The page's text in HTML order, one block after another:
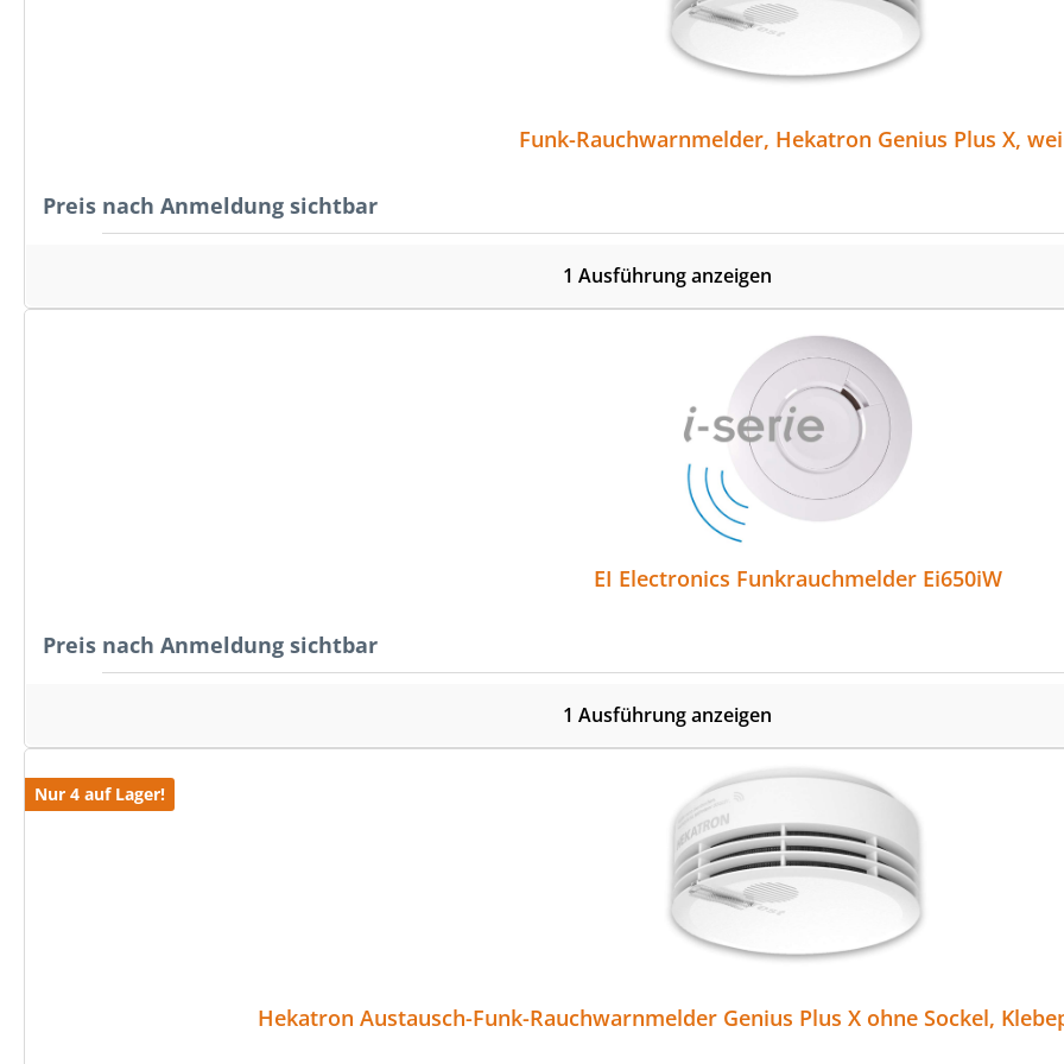
Funk-Rauchwarnmelder, Hekatron Genius Plus X,
Preis nach Anmeldung sichtbar
1 Ausführung anzeigen
EI Electronics Funkrauchmelder Ei650iW
Preis nach Anmeldung sichtbar
1 Ausführung anzeigen
Nur 4 auf Lager!
Hekatron Austausch-Funk-Rauchwarnmelder Genius Plus X ohne Sockel,